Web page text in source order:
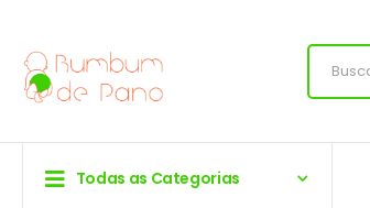
Todas as Categorias